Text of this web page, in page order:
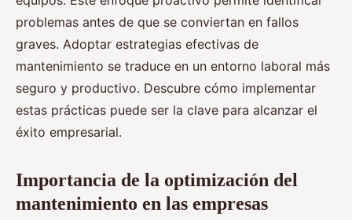
Noah•25 noviembre 2024• 7 min de lecture
problemas antes de que se conviertan en fallos
graves. Adoptar estrategias efectivas de
mantenimiento se traduce en un entorno laboral más
seguro y productivo. Descubre cómo implementar
estas prácticas puede ser la clave para alcanzar el
éxito empresarial.
Importancia de la optimización del
mantenimiento en las empresas